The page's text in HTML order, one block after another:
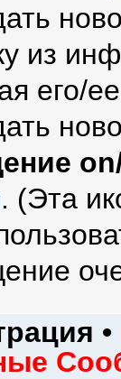
из
его/
. (Эта
•